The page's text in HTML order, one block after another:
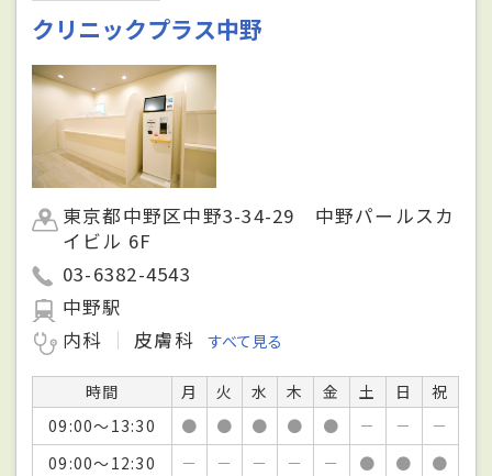
クリニックプラス中野
東京都中野区中野3-34-29 中野パールスカ
イビル 6F
03-6382-4543
中野駅
内科
皮膚科 すべて見る
時間 月 火 水 木 金 土 日
祝
09:00～13:30
● ● ● ● ● － －
－
09:00～12:30
－ － － － － ● ●
●